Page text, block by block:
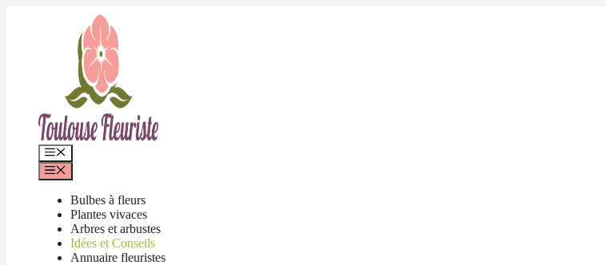
Menu
Menu
Bulbes à fleurs
Plantes vivaces
Arbres et arbustes
Idées et Conseils
Annuaire fleuristes